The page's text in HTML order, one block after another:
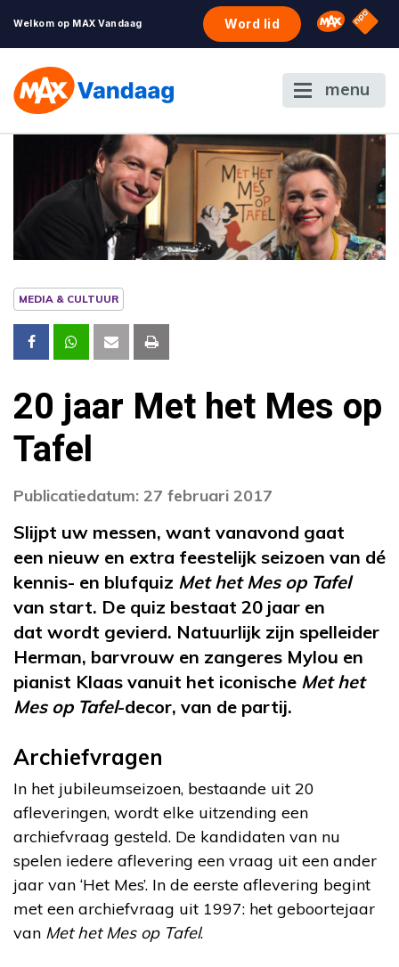
Welkom op MAX Vandaag Word lid Omroep
NPO
menu
MEDIA & CULTUUR
20 jaar Met het Mes op
Tafel
Publicatiedatum: 27 februari 2017
Slijpt uw messen, want vanavond gaat
een nieuw en extra feestelijk seizoen van dé
kennis- en blufquiz Met het Mes op Tafel
van start. De quiz bestaat 20 jaar en
dat wordt gevierd. Natuurlijk zijn spelleider
Herman, barvrouw en zangeres Mylou en
pianist Klaas vanuit het iconische Met het
Mes op Tafel-decor, van de partij.
Archiefvragen
In het jubileumseizoen, bestaande uit 20
afleveringen, wordt elke uitzending een
archiefvraag gesteld. De kandidaten van nu
spelen iedere aflevering een vraag uit een ander
jaar van ‘Het Mes’. In de eerste aflevering begint
met een archiefvraag uit 1997: het geboortejaar
van Met het Mes op Tafel.